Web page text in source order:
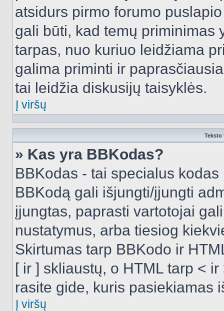
atsidurs pirmo forumo
gali būti, kad temų priminimas
tarpas, nuo kuriuo leidžiama
galima priminti ir
tai leidžia diskusijų taisyklės.
Į viršų
Teksto
» Kas yra BBKodas?
BBKodas - tai specialus
BBKodą gali išjungti/įjungti
įjungtas, paprasti vartotojai
nustatymus, arba tiesiog
Skirtumas tarp BBKodo ir
[ ir ] skliaustų, o HTML tarp <
rasite gide, kuris pasiekiamas
Į viršų